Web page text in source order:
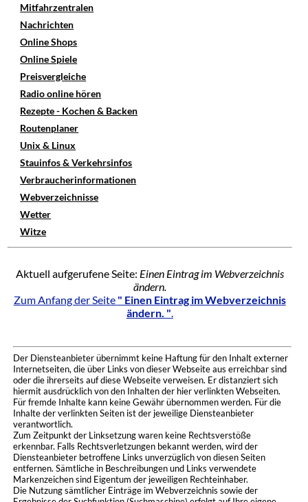
Mitfahrzentralen
Nachrichten
Online Shops
Online Spiele
Preisvergleiche
Radio online hören
Rezepte - Kochen & Backen
Routenplaner
Unix & Linux
Stauinfos & Verkehrsinfos
Verbraucherinformationen
Webverzeichnisse
Wetter
Witze
Aktuell aufgerufene Seite: Einen Eintrag im Webverzeichnis
ändern.
Zum Anfang der Seite " Einen Eintrag im Webverzeichnis
ändern. ".
Der Diensteanbieter übernimmt keine Haftung für den Inhalt externer
Internetseiten, die über Links von dieser Webseite aus erreichbar sind
oder die ihrerseits auf diese Webseite verweisen. Er distanziert sich
hiermit ausdrücklich von den Inhalten der hier verlinkten Webseiten.
Für fremde Inhalte kann keine Gewähr übernommen werden. Für die
Inhalte der verlinkten Seiten ist der jeweilige Diensteanbieter
verantwortlich.
Zum Zeitpunkt der Linksetzung waren keine Rechtsverstöße
erkennbar. Falls Rechtsverletzungen bekannt werden, wird der
Diensteanbieter betroffene Links unverzüglich von diesen Seiten
entfernen. Sämtliche in Beschreibungen und Links verwendete
Markenzeichen sind Eigentum der jeweiligen Rechteinhaber.
Die Nutzung sämtlicher Einträge im Webverzeichnis sowie der